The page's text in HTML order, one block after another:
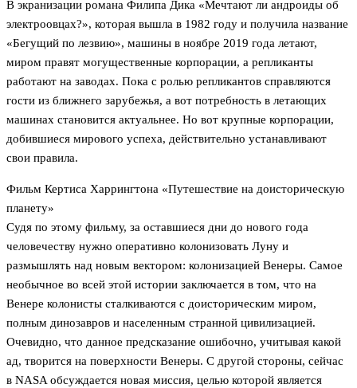
В экранизации романа Филипа Дика «Мечтают ли андроиды об
электроовцах?», которая вышла в 1982 году и получила название
«Бегущий по лезвию», машины в ноябре 2019 года летают,
миром правят могущественные корпорации, а репликанты
работают на заводах. Пока с ролью репликантов справляются
гости из ближнего зарубежья, а вот потребность в летающих
машинах становится актуальнее. Но вот крупные корпорации,
добившиеся мирового успеха, действительно устанавливают
свои правила.
Фильм Кертиса Харрингтона «Путешествие на доисторическую
планету»
Судя по этому фильму, за оставшиеся дни до нового года
человечеству нужно оперативно колонизовать Луну и
размышлять над новым вектором: колонизацией Венеры. Самое
необычное во всей этой истории заключается в том, что на
Венере колонисты сталкиваются с доисторическим миром,
полным динозавров и населенным странной цивилизацией.
Очевидно, что данное предсказание ошибочно, учитывая какой
ад, творится на поверхности Венеры. С другой стороны, сейчас
в NASA обсуждается новая миссия, целью которой является